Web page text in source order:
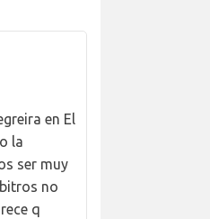
en El
la
ser muy
no
q